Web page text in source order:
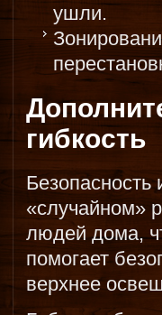
ушли.
гибкость
«случайном»
людей дома,
помогает
верхнее